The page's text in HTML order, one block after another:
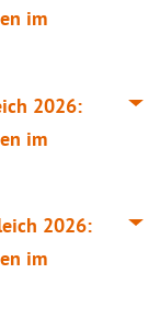
im
2026:
im
2026:
im